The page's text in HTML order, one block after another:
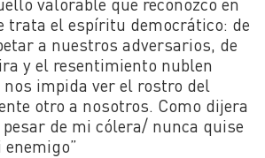
valorable que reconozco en
trata el espíritu democrático: de
a nuestros adversarios, de
y el resentimiento nublen
impida ver el rostro del
otro a nosotros. Como dijera
de mi cólera/ nunca quise